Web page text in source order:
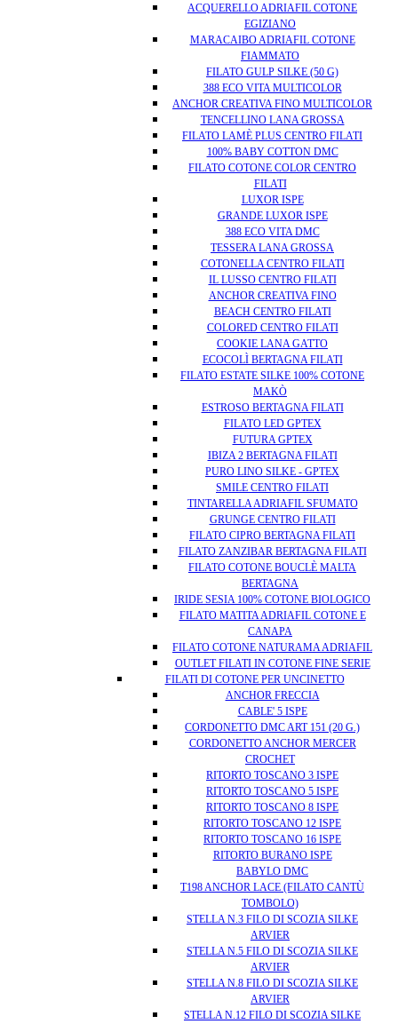
ACQUERELLO ADRIAFIL COTONE
EGIZIANO
MARACAIBO ADRIAFIL COTONE
FIAMMATO
FILATO GULP SILKE (50 G)
388 ECO VITA MULTICOLOR
ANCHOR CREATIVA FINO MULTICOLOR
TENCELLINO LANA GROSSA
FILATO LAMÈ PLUS CENTRO FILATI
100% BABY COTTON DMC
FILATO COTONE COLOR CENTRO
FILATI
LUXOR ISPE
GRANDE LUXOR ISPE
388 ECO VITA DMC
TESSERA LANA GROSSA
COTONELLA CENTRO FILATI
IL LUSSO CENTRO FILATI
ANCHOR CREATIVA FINO
BEACH CENTRO FILATI
COLORED CENTRO FILATI
COOKIE LANA GATTO
ECOCOLÌ BERTAGNA FILATI
FILATO ESTATE SILKE 100% COTONE
MAKÒ
ESTROSO BERTAGNA FILATI
FILATO LED GPTEX
FUTURA GPTEX
IBIZA 2 BERTAGNA FILATI
PURO LINO SILKE - GPTEX
SMILE CENTRO FILATI
TINTARELLA ADRIAFIL SFUMATO
GRUNGE CENTRO FILATI
FILATO CIPRO BERTAGNA FILATI
FILATO ZANZIBAR BERTAGNA FILATI
FILATO COTONE BOUCLÈ MALTA
BERTAGNA
IRIDE SESIA 100% COTONE BIOLOGICO
FILATO MATITA ADRIAFIL COTONE E
CANAPA
FILATO COTONE NATURAMA ADRIAFIL
OUTLET FILATI IN COTONE FINE SERIE
FILATI DI COTONE PER UNCINETTO
ANCHOR FRECCIA
CABLE' 5 ISPE
CORDONETTO DMC ART 151 (20 G.)
CORDONETTO ANCHOR MERCER
CROCHET
RITORTO TOSCANO 3 ISPE
RITORTO TOSCANO 5 ISPE
RITORTO TOSCANO 8 ISPE
RITORTO TOSCANO 12 ISPE
RITORTO TOSCANO 16 ISPE
RITORTO BURANO ISPE
BABYLO DMC
T198 ANCHOR LACE (FILATO CANTÙ
TOMBOLO)
STELLA N.3 FILO DI SCOZIA SILKE
ARVIER
STELLA N.5 FILO DI SCOZIA SILKE
ARVIER
STELLA N.8 FILO DI SCOZIA SILKE
ARVIER
STELLA N.12 FILO DI SCOZIA SILKE